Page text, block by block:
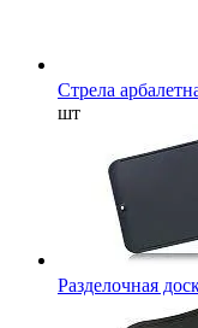
Стрела
шт
Разделочная